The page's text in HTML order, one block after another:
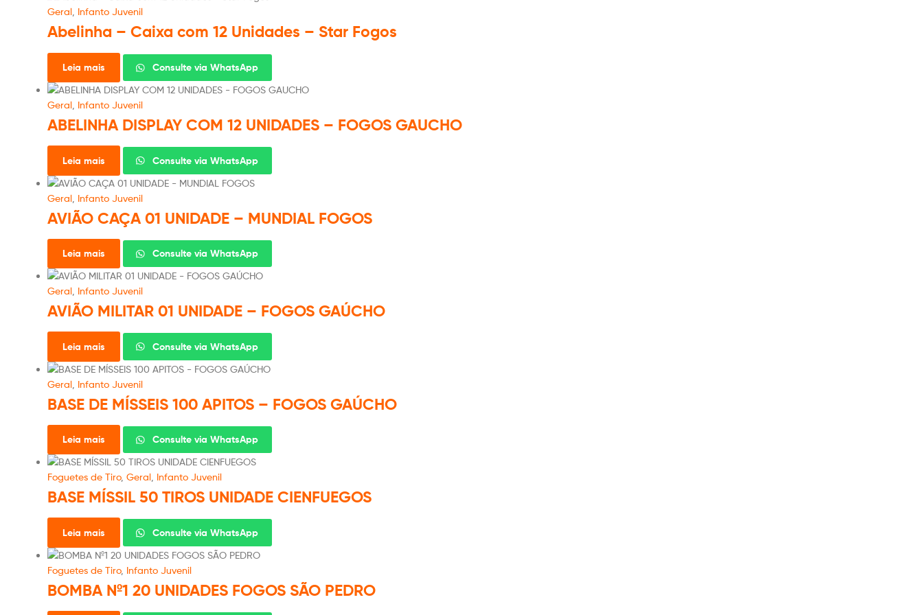
Geral, Infanto Juvenil
Abelinha – Caixa com 12 Unidades – Star Fogos
Leia mais Consulte via WhatsApp
Geral Infanto Juvenil
ABELINHA DISPLAY COM 12 UNIDADES – FOGOS GAUCHO
Leia mais Consulte via WhatsApp
Geral Infanto Juvenil
AVIÃO CAÇA 01 UNIDADE – MUNDIAL FOGOS
Leia mais Consulte via WhatsApp
Geral Infanto Juvenil
AVIÃO MILITAR 01 UNIDADE – FOGOS GAÚCHO
Leia mais Consulte via WhatsApp
Geral Infanto Juvenil
BASE DE MÍSSEIS 100 APITOS – FOGOS GAÚCHO
Leia mais Consulte via WhatsApp
Foguetes de Tiro, Geral Infanto Juvenil
BASE MÍSSIL 50 TIROS UNIDADE CIENFUEGOS
Leia mais Consulte via WhatsApp
Foguetes de Tiro, Infanto Juvenil
BOMBA Nº1 20 UNIDADES FOGOS SÃO PEDRO